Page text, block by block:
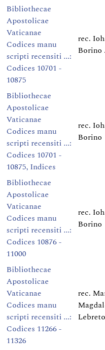
Bibliothecae
Apostolicae
Vaticanae
Codices manu
scripti recensiti ...:
Codices 10701 -
10875
rec.
Borino
Bibliothecae
Apostolicae
Vaticanae
Codices manu
scripti recensiti ...:
Codices 10701 -
10875, Indices
rec.
Borino
Bibliothecae
Apostolicae
Vaticanae
Codices manu
scripti recensiti ...:
Codices 10876 -
11000
rec.
Borino
Bibliothecae
Apostolicae
Vaticanae
Codices manu
scripti recensiti ...:
Codices 11266 -
11326
rec.